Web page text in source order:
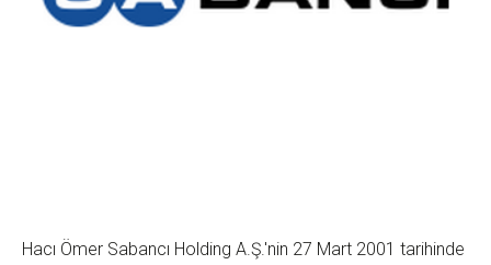
Hacı Ömer Sabancı Holding A.Ş.'nin 27 Mart 2001 tarihinde